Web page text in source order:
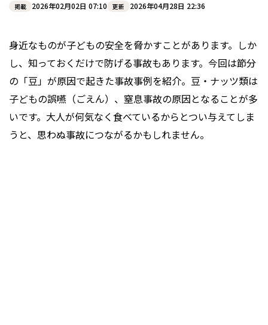
掲載 2026年02月02日 07:10 更新 2026年04月28日 22:36
身近なものが子どもの安全を脅かすことがあります。しか
し、知っておくだけで防げる事故もあります。今回は節分
の「豆」が原因で起きた事故事例を紹介。豆・ナッツ類は
子どもの誤嚥（ごえん）、窒息事故の原因となることが多
いです。大人が何気なく食べているからとつい与えてしま
うと、思わぬ事故につながるかもしれません。